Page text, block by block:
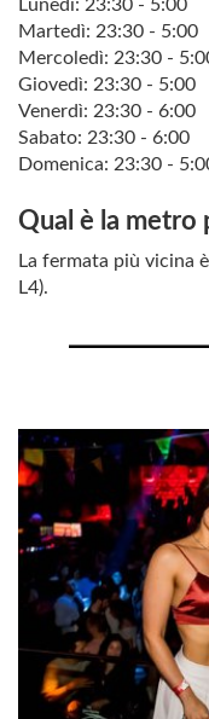
Lunedì: 23:30 - 5:00
Martedì: 23:30 - 5:00
Mercoledì: 23:30 -
Giovedì: 23:30 - 5:00
Venerdì: 23:30 - 6:00
Sabato: 23:30 - 6:00
Domenica: 23:30 -
Qual è la metro
La fermata più vicina
L4).